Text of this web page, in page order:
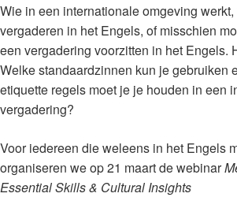
Wie in een internationale omgeving
vergaderen in het Engels, of misschien
een vergadering voorzitten in het Engels.
Welke standaardzinnen kun je gebruiken
etiquette regels moet je je houden in een
vergadering?
Voor iedereen die weleens in het Engels
organiseren we op 21 maart de webinar
Essential Skills & Cultural Insights